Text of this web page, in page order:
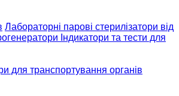
Лабораторні парові стерилізатори від
Індикатори та тести для
для транспортування органів